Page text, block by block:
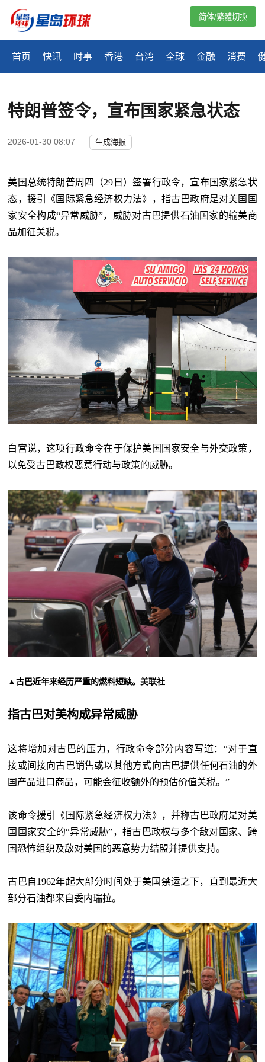
首页 快讯 时事 香港 台湾 全球 金融 消费
简体/繁體切換
特朗普签令，宣布国家紧急状态
2026-01-30 08:07 生成海报
美国总统特朗普周四（29日）签署行政令， 宣布国家紧急状
态， 援引《国际紧急经济权力法》，指古巴政府是对美国国
家安全构成“异常威胁”，威胁对古巴提供石油国家的输美商
品加征关税。
白宫说，这项行政命令在于保护美国国家安全与外交政策，
以免受古巴政权恶意行动与政策的威胁。
▲古巴近年来经历严重的燃料短缺。美联社
指古巴对美构成异常威胁
这将增加对古巴的压力，行政命令部分内容写道：“对于直
接或间接向古巴销售或以其他方式向古巴提供任何石油的外
国产品进口商品，可能会征收额外的预估价值关税。”
该命令援引《国际紧急经济权力法》，并称古巴政府是对美
国国家安全的“异常威胁”，指古巴政权与多个敌对国家、跨
国恐怖组织及敌对美国的恶意势力结盟并提供支持。
古巴自1962年起大部分时间处于美国禁运之下，直到最近大
部分石油都来自委内瑞拉。